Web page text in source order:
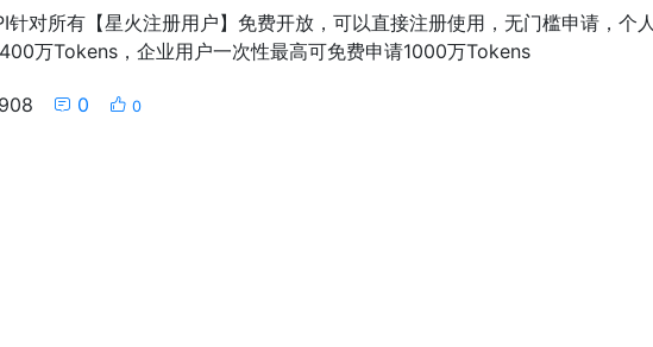
针对所有【星火注册用户】免费开放，可以直接注册使用，无门槛申请，个人
万Tokens，企业用户一次性最高可免费申请1000万Tokens
0 0